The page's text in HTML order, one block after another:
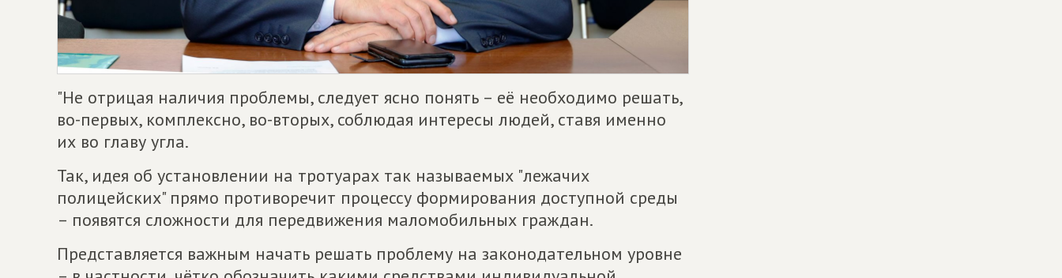
"Не отрицая наличия проблемы, следует ясно понять – её необходимо решать,
во-первых, комплексно, во-вторых, соблюдая интересы людей, ставя именно
их во главу угла.
Так, идея об установлении на тротуарах так называемых "лежачих
полицейских" прямо противоречит процессу формирования доступной среды
– появятся сложности для передвижения маломобильных граждан.
Представляется важным начать решать проблему на законодательном уровне